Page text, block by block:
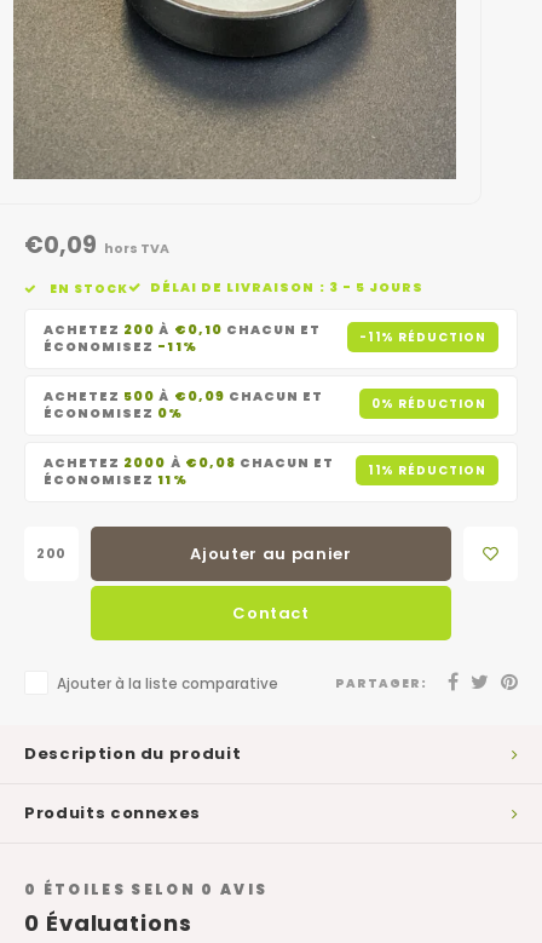
€0,09 hors TVA
EN STOCK DÉLAI DE LIVRAISON : 3 - 5 JOURS
ACHETEZ 200 À €0,10 CHACUN ET
ÉCONOMISEZ -11%
-11% RÉDUCTION
ACHETEZ 500 À €0,09 CHACUN ET
ÉCONOMISEZ 0%
0% RÉDUCTION
ACHETEZ 2000 À €0,08 CHACUN ET
ÉCONOMISEZ 11%
11% RÉDUCTION
Ajouter au panier
Contact
Ajouter à la liste comparative PARTAGER:
Description du produit
Produits connexes
0 ÉTOILES SELON 0 AVIS
0 Évaluations